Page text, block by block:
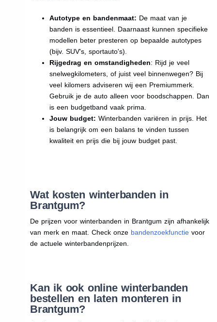
Autotype en bandenmaat: De maat van je
banden is essentieel. Daarnaast kunnen specifieke
modellen beter presteren op bepaalde autotypes
(bijv. SUV's, sportauto's).
Rijgedrag en omstandigheden: Rijd je veel
snelwegkilometers, of juist veel binnenwegen? Bij
veel kilomers adviseren wij een Premiummerk.
Gebruik je de auto alleen voor boodschappen. Dan
is een budgetband vaak prima.
Jouw budget: Winterbanden variëren in prijs. Het
is belangrijk om een balans te vinden tussen
kwaliteit en prijs die bij jouw budget past.
Wat kosten winterbanden in
Brantgum?
De prijzen voor winterbanden in Brantgum zijn afhankelijk
van merk en maat. Check onze bandenzoekfunctievoor
de actuele winterbandenprijzen.
Kan ik ook online winterbanden
bestellen en laten monteren in
Brantgum?